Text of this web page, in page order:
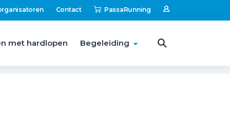
Contact PassaRunning
met hardlopen Begeleiding